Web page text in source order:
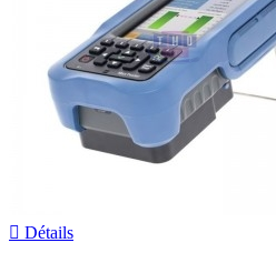
 Détails